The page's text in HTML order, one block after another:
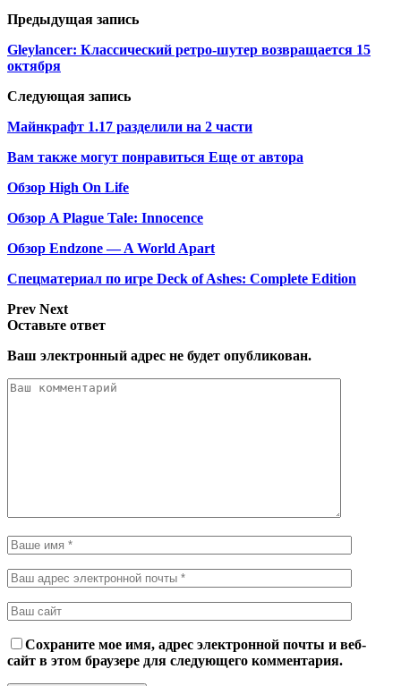
Предыдущая запись
Gleylancer: Классический ретро-шутер возвращается 15
октября
Следующая запись
Майнкрафт 1.17 разделили на 2 части
Вам также могут понравиться Еще от автора
Обзор High On Life
Обзор A Plague Tale: Innocence
Обзор Endzone — A World Apart
Спецматериал по игре Deck of Ashes: Complete Edition
Prev Next
Оставьте ответ
Ваш электронный адрес не будет опубликован.
Сохраните мое имя, адрес электронной почты и веб-
сайт в этом браузере для следующего комментария.